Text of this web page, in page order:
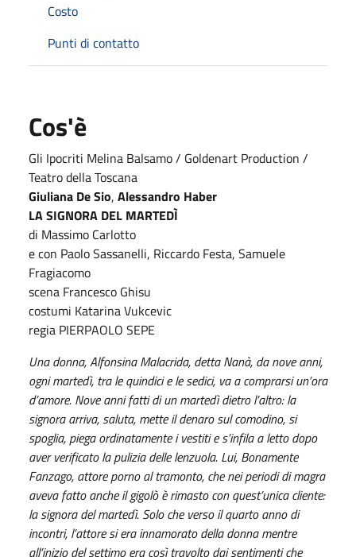
Costo
Punti di contatto
Cos'è
Gli Ipocriti Melina Balsamo / Goldenart Production /
Teatro della Toscana
Giuliana De Sio, Alessandro Haber
LA SIGNORA DEL MARTEDÌ
di Massimo Carlotto
e con Paolo Sassanelli, Riccardo Festa, Samuele
Fragiacomo
scena Francesco Ghisu
costumi Katarina Vukcevic
regia PIERPAOLO SEPE
Una donna, Alfonsina Malacrida, detta Nanà, da nove anni,
ogni martedì, tra le quindici e le sedici, va a comprarsi un’ora
d’amore. Nove anni fatti di un martedì dietro l’altro: la
signora arriva, saluta, mette il denaro sul comodino, si
spoglia, piega ordinatamente i vestiti e s’infila a letto dopo
aver verificato la pulizia delle lenzuola. Lui, Bonamente
Fanzago, attore porno al tramonto, che nei periodi di magra
aveva fatto anche il gigolò è rimasto con quest’unica cliente:
la signora del martedì. Solo che verso il quarto anno di
incontri, l’attore si era innamorato della donna mentre
all’inizio del settimo era così travolto dai sentimenti che